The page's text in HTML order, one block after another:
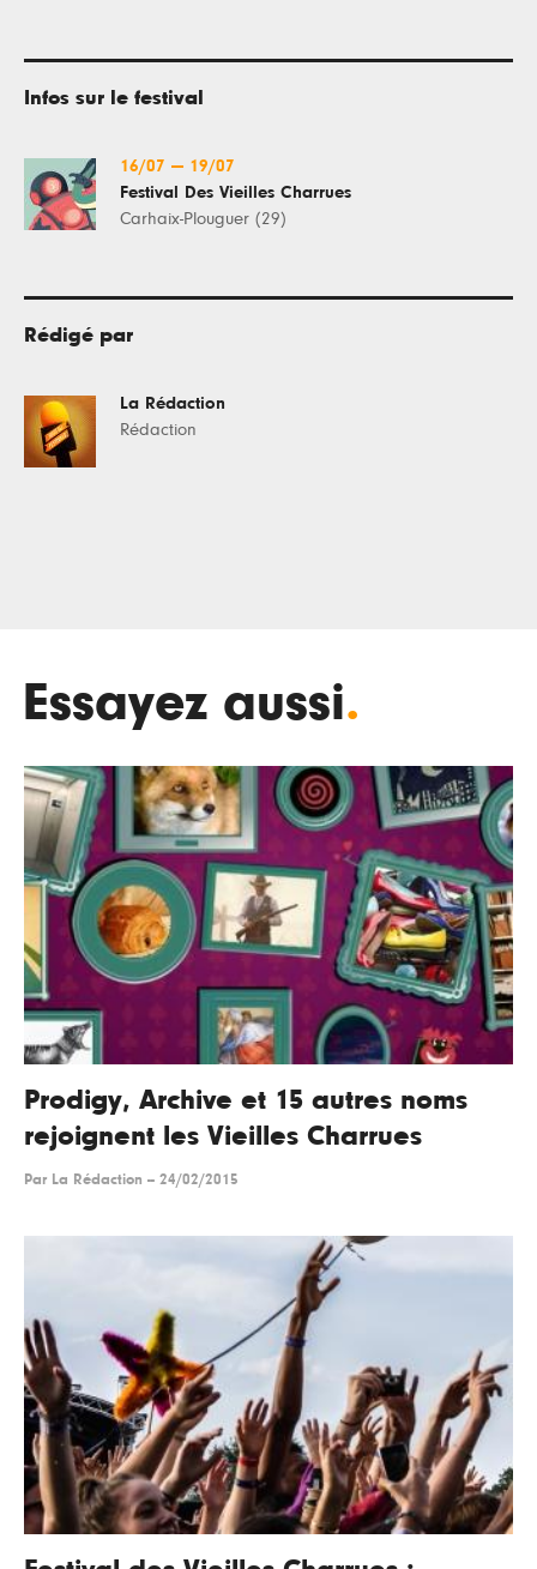
Infos sur le festival
16/07 — 19/07
Festival Des Vieilles Charrues
Carhaix-Plouguer (29)
Rédigé par
La Rédaction
Rédaction
Essayez aussi.
Prodigy, Archive et 15 autres noms
rejoignent les Vieilles Charrues
Par La Rédaction -- 24/02/2015